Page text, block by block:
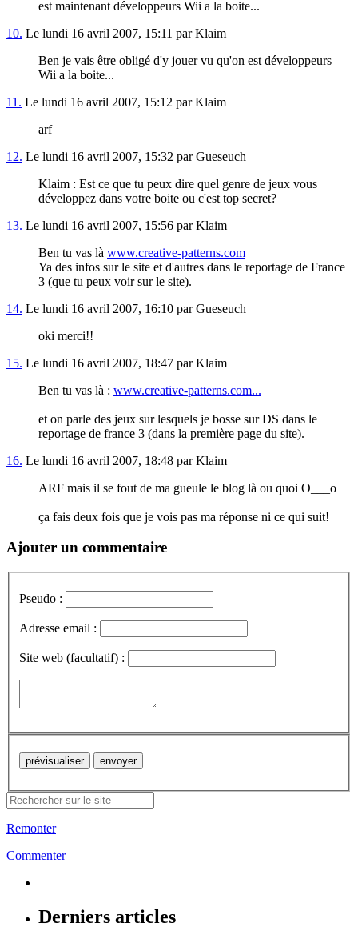
est maintenant développeurs Wii a la boite...
10. Le lundi 16 avril 2007, 15:11 par Klaim
Ben je vais être obligé d'y jouer vu qu'on est développeurs
Wii a la boite...
11. Le lundi 16 avril 2007, 15:12 par Klaim
arf
12. Le lundi 16 avril 2007, 15:32 par Gueseuch
Klaim : Est ce que tu peux dire quel genre de jeux vous
développez dans votre boite ou c'est top secret?
13. Le lundi 16 avril 2007, 15:56 par Klaim
Ben tu vas là www.creative-patterns.com
Ya des infos sur le site et d'autres dans le reportage de France
3 (que tu peux voir sur le site).
14. Le lundi 16 avril 2007, 16:10 par Gueseuch
oki merci!!
15. Le lundi 16 avril 2007, 18:47 par Klaim
Ben tu vas là : www.creative-patterns.com...
et on parle des jeux sur lesquels je bosse sur DS dans le
reportage de france 3 (dans la première page du site).
16. Le lundi 16 avril 2007, 18:48 par Klaim
ARF mais il se fout de ma gueule le blog là ou quoi O___o
ça fais deux fois que je vois pas ma réponse ni ce qui suit!
Ajouter un commentaire
Pseudo :
Adresse email :
Site web (facultatif) :
Remonter
Commenter
Derniers articles